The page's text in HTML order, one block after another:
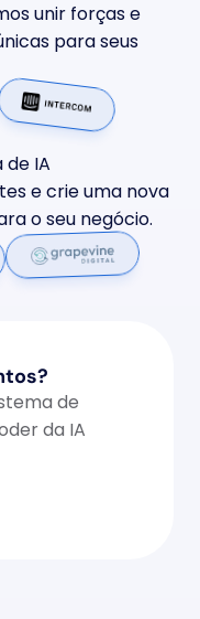
unir forças e
para seus
IA
e crie uma nova
o seu negócio.
de
da IA